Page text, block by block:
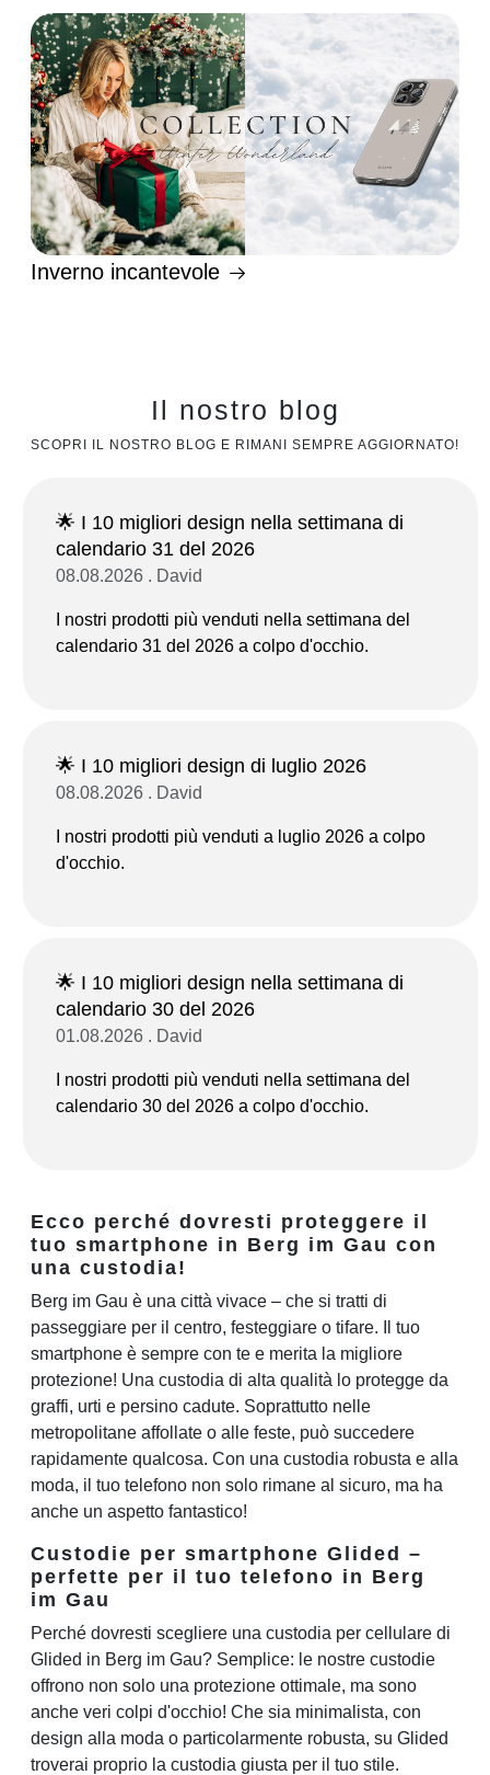
Inverno incantevole
Il nostro blog
SCOPRI IL NOSTRO BLOG E RIMANI SEMPRE AGGIORNATO!
🌟 I 10 migliori design nella settimana di
calendario 31 del 2026
08.08.2026 . David
I nostri prodotti più venduti nella settimana del
calendario 31 del 2026 a colpo d'occhio.
🌟 I 10 migliori design di luglio 2026
08.08.2026 . David
I nostri prodotti più venduti a luglio 2026 a colpo
d'occhio.
🌟 I 10 migliori design nella settimana di
calendario 30 del 2026
01.08.2026 . David
I nostri prodotti più venduti nella settimana del
calendario 30 del 2026 a colpo d'occhio.
Ecco perché dovresti proteggere il
tuo smartphone in Berg im Gau con
una custodia!
Berg im Gau è una città vivace – che si tratti di
passeggiare per il centro, festeggiare o tifare. Il tuo
smartphone è sempre con te e merita la migliore
protezione! Una custodia di alta qualità lo protegge da
graffi, urti e persino cadute. Soprattutto nelle
metropolitane affollate o alle feste, può succedere
rapidamente qualcosa. Con una custodia robusta e alla
moda, il tuo telefono non solo rimane al sicuro, ma ha
anche un aspetto fantastico!
Custodie per smartphone Glided –
perfette per il tuo telefono in Berg
im Gau
Perché dovresti scegliere una custodia per cellulare di
Glided in Berg im Gau? Semplice: le nostre custodie
offrono non solo una protezione ottimale, ma sono
anche veri colpi d'occhio! Che sia minimalista, con
design alla moda o particolarmente robusta, su Glided
troverai proprio la custodia giusta per il tuo stile.